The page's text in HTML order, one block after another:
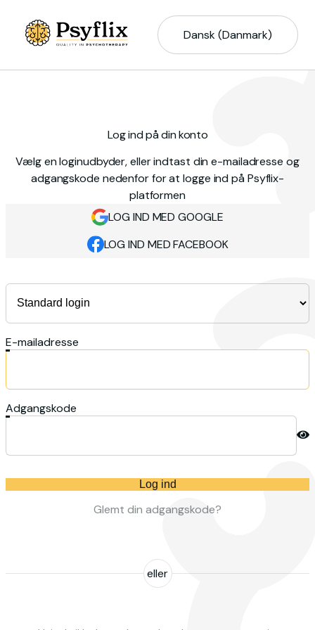
Dansk (Danmark)
Log ind på din konto
Vælg en loginudbyder, eller indtast din e-mailadresse og
adgangskode nedenfor for at logge ind på Psyflix-
platformen
LOG IND MED GOOGLE
LOG IND MED FACEBOOK
E-mailadresse
Adgangskode
Log ind
Glemt din adgangskode?
eller